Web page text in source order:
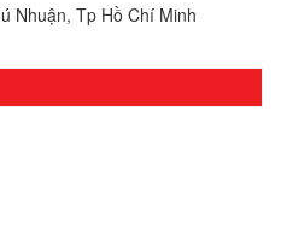
Nhuận, Tp Hồ Chí Minh